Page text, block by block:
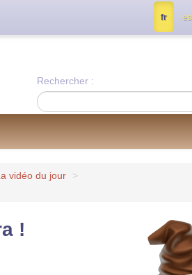
Rechercher :
vidéo du jour
>
!
fr es
nous à info@notrejournal.info !